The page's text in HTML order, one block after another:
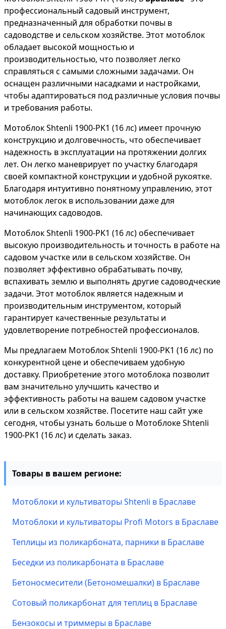
профессиональный садовый инструмент,
предназначенный для обработки почвы в
садоводстве и сельском хозяйстве. Этот мотоблок
обладает высокой мощностью и
производительностью, что позволяет легко
справляться с самыми сложными задачами. Он
оснащен различными насадками и настройками,
чтобы адаптироваться под различные условия почвы
и требования работы.
Мотоблок Shtenli 1900-PK1 (16 лс) имеет прочную
конструкцию и долговечность, что обеспечивает
надежность в эксплуатации на протяжении долгих
лет. Он легко маневрирует по участку благодаря
своей компактной конструкции и удобной рукоятке.
Благодаря интуитивно понятному управлению, этот
мотоблок легок в использовании даже для
начинающих садоводов.
Мотоблок Shtenli 1900-PK1 (16 лс) обеспечивает
высокую производительность и точность в работе на
садовом участке или в сельском хозяйстве. Он
позволяет эффективно обрабатывать почву,
вспахивать землю и выполнять другие садоводческие
задачи. Этот мотоблок является надежным и
производительным инструментом, который
гарантирует качественные результаты и
удовлетворение потребностей профессионалов.
Мы предлагаем Мотоблок Shtenli 1900-PK1 (16 лс) по
конкурентной цене и обеспечиваем удобную
доставку. Приобретение этого мотоблока позволит
вам значительно улучшить качество и
эффективность работы на вашем садовом участке
или в сельском хозяйстве. Посетите наш сайт уже
сегодня, чтобы узнать больше о Мотоблоке Shtenli
1900-PK1 (16 лс) и сделать заказ.
Товары в вашем регионе:
Мотоблоки и культиваторы Shtenli в Браславе
Мотоблоки и культиваторы Profi Motors в Браславе
Теплицы из поликарбоната, парники в Браславе
Беседки из поликарбоната в Браславе
Бетоносмесители (Бетономешалки) в Браславе
Сотовый поликарбонат для теплиц в Браславе
Бензокосы и триммеры в Браславе